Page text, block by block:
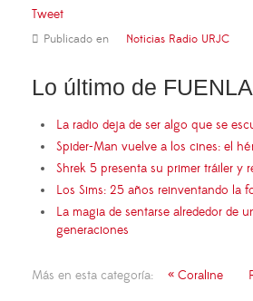
Tweet
Publicado en Noticias Radio URJC
Lo último de
La radio deja de ser algo que se
Spider-Man vuelve a los cines: el
Shrek 5 presenta su primer tráiler y
Los Sims: 25 años reinventando la
La magia de sentarse alrededor de
generaciones
Más en esta categoría: « Coraline